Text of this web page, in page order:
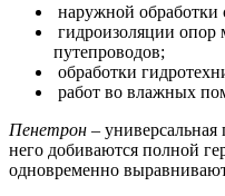
наружной обработки
гидроизоляции опор
путепроводов;
обработки
работ во влажных
Пенетрон –
него добиваются полной
одновременно